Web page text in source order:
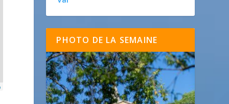
PHOTO DE LA SEMAINE